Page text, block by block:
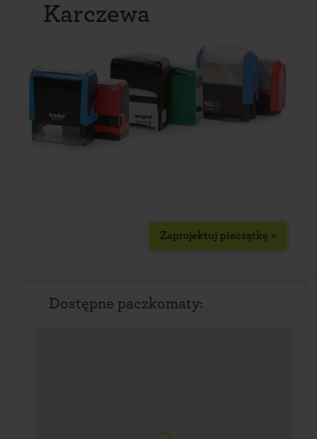
Karczewa
Zaprojektuj pieczątkę »
Dostępne paczkomaty: